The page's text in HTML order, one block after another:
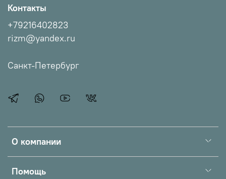
О компании
Помощь
Контакты
+79216402823
rizm@yandex.ru
Санкт-Петербург